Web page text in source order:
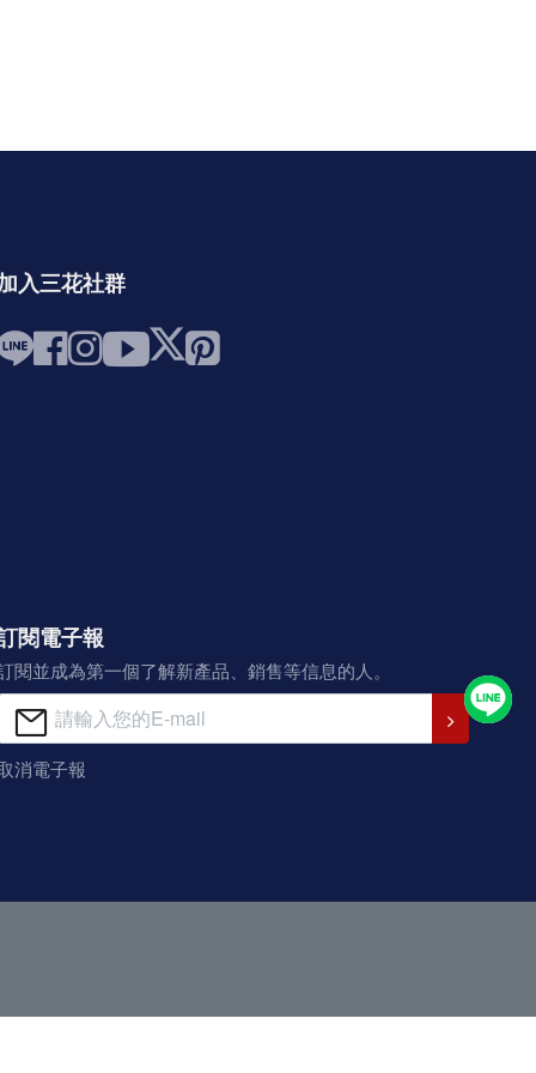
入三花社群
閱電子報
閱並成為第一個了解新產品、銷售等信息的人。
消電子報